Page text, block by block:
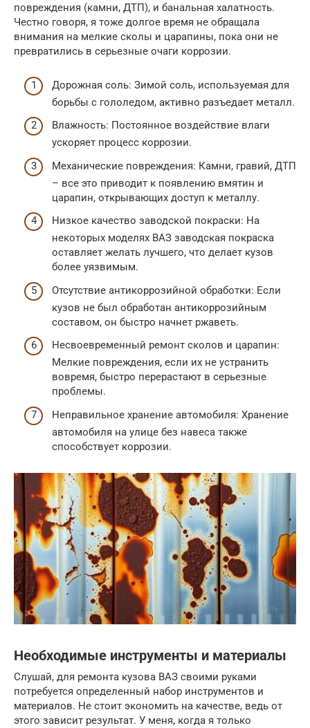
повреждения (камни, ДТП), и банальная халатность.
Честно говоря, я тоже долгое время не обращала
внимания на мелкие сколы и царапины, пока они не
превратились в серьезные очаги коррозии.
Дорожная соль: Зимой соль, используемая для
борьбы с гололедом, активно разъедает металл.
Влажность: Постоянное воздействие влаги
ускоряет процесс коррозии.
Механические повреждения: Камни, гравий, ДТП
– все это приводит к появлению вмятин и
царапин, открывающих доступ к металлу.
Низкое качество заводской покраски: На
некоторых моделях ВАЗ заводская покраска
оставляет желать лучшего, что делает кузов
более уязвимым.
Отсутствие антикоррозийной обработки: Если
кузов не был обработан антикоррозийным
составом, он быстро начнет ржаветь.
Несвоевременный ремонт сколов и царапин:
Мелкие повреждения, если их не устранить
вовремя, быстро перерастают в серьезные
проблемы.
Неправильное хранение автомобиля: Хранение
автомобиля на улице без навеса также
способствует коррозии.
Необходимые инструменты и материалы
Слушай, для ремонта кузова ВАЗ своими руками
потребуется определенный набор инструментов и
материалов. Не стоит экономить на качестве, ведь от
этого зависит результат. У меня, когда я только